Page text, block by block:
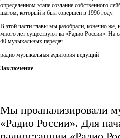
определенном этапе создание собственного
шагом, который и был совершен в 1996 году.
В этой части главы мы разобрали, конечно же,
много лет существуют на «Радио России». На
40 музыкальных передач.
радио музыкальная аудитория ведущий
Заключение
Мы проанализировали
«Радио России». Для